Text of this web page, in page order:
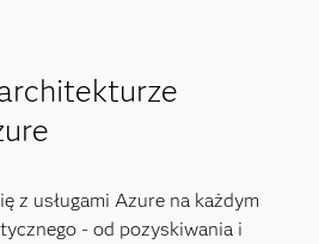
z usługami Azure na każdym
- od pozyskiwania i